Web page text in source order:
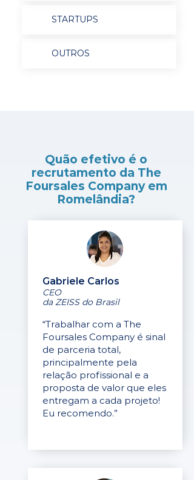
STARTUPS
OUTROS
Quão efetivo é o
recrutamento da The
Foursales Company em
Romelândia?
Gabriele Carlos
CEO
da ZEISS do Brasil
“Trabalhar com a The
Foursales Company é sinal
de parceria total,
principalmente pela
relação profissional e a
proposta de valor que eles
entregam a cada projeto!
Eu recomendo.”